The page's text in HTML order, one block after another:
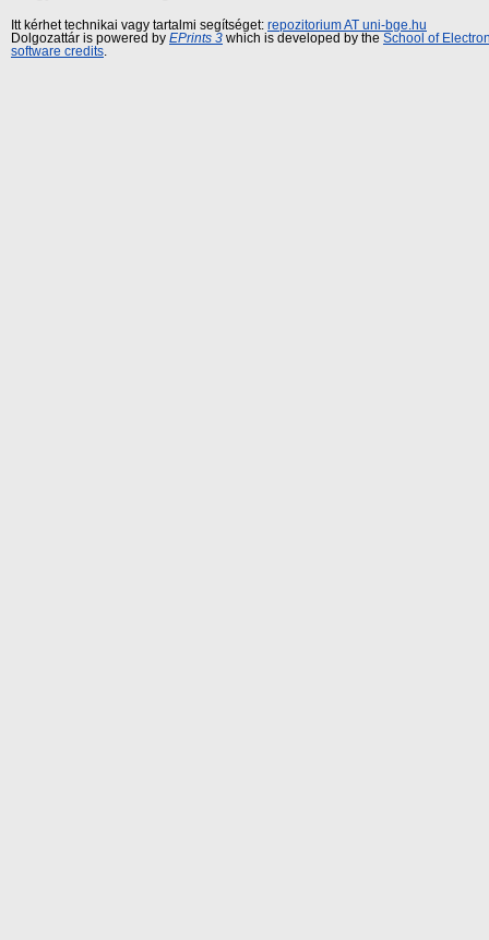
Itt kérhet technikai vagy tartalmi segítséget: repozitorium AT uni-bge.hu
Dolgozattár is powered by EPrints 3 which is developed by the School of
software credits